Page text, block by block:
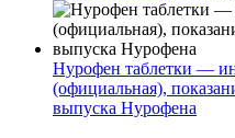
Нурофен таблетки —
(официальная),
выпуска Нурофена